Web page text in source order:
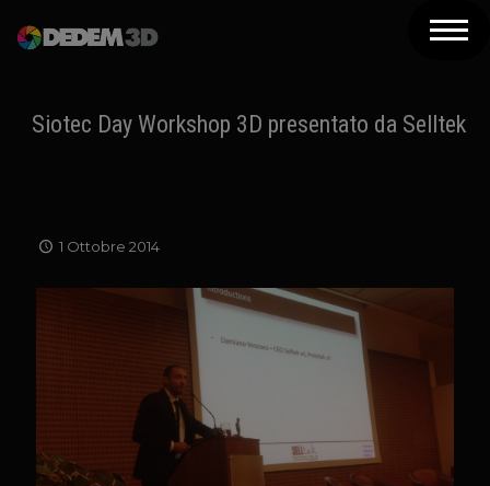
Prodotti
Newsletter
Siotec Day Workshop 3D presentato da Selltek
1 Ottobre 2014